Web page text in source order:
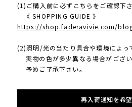
(1)ご購入前に必ずこちらをご確認下さ
《 SHOPPING GUIDE 》
https://shop.faderavivie.com/
(2)照明/光の当たり具合や環境によっ
実物の色が多少異なる場合がござい
予めご了承下さい。
再入荷通知を希